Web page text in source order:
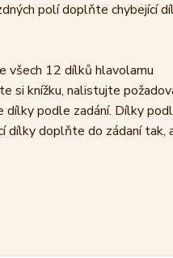
polí doplňte chybející
všech 12 dílků hlavolamu
si knížku, nalistujte
dílky podle zadání. Dílky
dílky doplňte do zádaní tak,